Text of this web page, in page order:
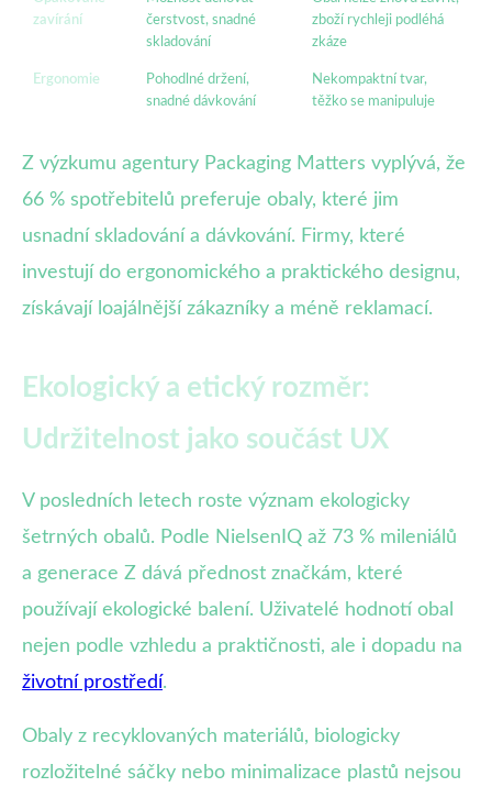
zavírání
čerstvost, snadné
skladování
zboží rychleji podléhá
zkáze
Ergonomie
Pohodlné držení,
snadné dávkování
Nekompaktní tvar,
těžko se manipuluje
Z výzkumu agentury Packaging Matters vyplývá, že
66 % spotřebitelů preferuje obaly, které jim
usnadní skladování a dávkování. Firmy, které
investují do ergonomického a praktického designu,
získávají loajálnější zákazníky a méně reklamací.
Ekologický a etický rozměr:
Udržitelnost jako součást UX
V posledních letech roste význam ekologicky
šetrných obalů. Podle NielsenIQ až 73 % mileniálů
a generace Z dává přednost značkám, které
používají ekologické balení. Uživatelé hodnotí obal
nejen podle vzhledu a praktičnosti, ale i dopadu na
životní prostředí.
Obaly z recyklovaných materiálů, biologicky
rozložitelné sáčky nebo minimalizace plastů nejsou